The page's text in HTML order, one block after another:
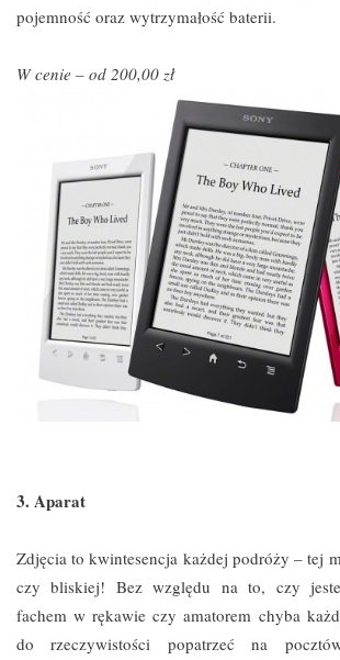
pojemność oraz wytrzymałość baterii.
W cenie – od 200,00 zł
3. Aparat
Zdjęcia to kwintesencja każdej podróży – tej
czy bliskiej! Bez względu na to, czy
fachem w rękawie czy amatorem chyba
do rzeczywistości popatrzeć na